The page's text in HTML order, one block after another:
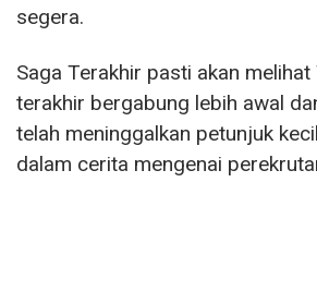
segera.
Saga Terakhir pasti akan
terakhir bergabung lebih awal
telah meninggalkan petunjuk
dalam cerita mengenai